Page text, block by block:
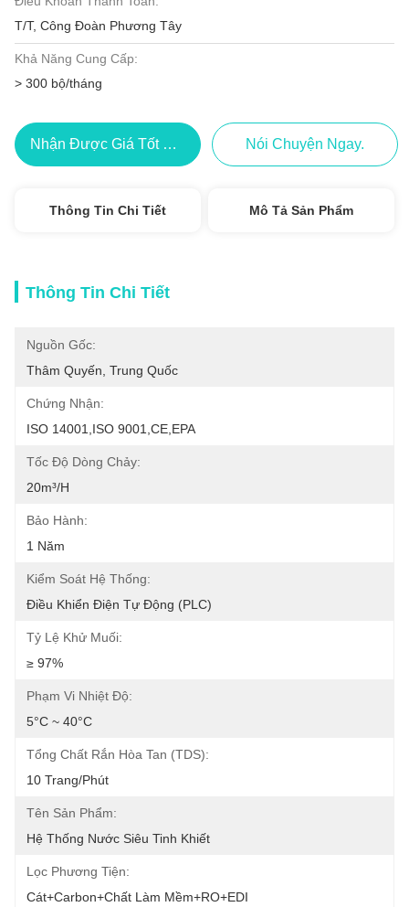
T/T, Công Đoàn Phương Tây
Khả Năng Cung Cấp:
> 300 bộ/tháng
Nhận Được Giá Tốt Nhất Nói Chuyện Ngay.
Thông Tin Chi Tiết Mô Tả Sản Phẩm
Thông Tin Chi Tiết
Nguồn Gốc:
Thâm Quyến, Trung Quốc
Chứng Nhận:
ISO 14001,ISO 9001,CE,EPA
Tốc Độ Dòng Chảy:
20m³/h
Bảo Hành:
1 Năm
Kiểm Soát Hệ Thống:
Điều Khiển Điện Tự Động (PLC)
Tỷ Lệ Khử Muối:
≥ 97%
Phạm Vi Nhiệt Độ:
5°C ~ 40°C
Tổng Chất Rắn Hòa Tan (TDS):
10 Trang/phút
Tên Sản Phẩm:
Hệ Thống Nước Siêu Tinh Khiết
Lọc Phương Tiện:
Cát+carbon+chất Làm Mềm+RO+EDI